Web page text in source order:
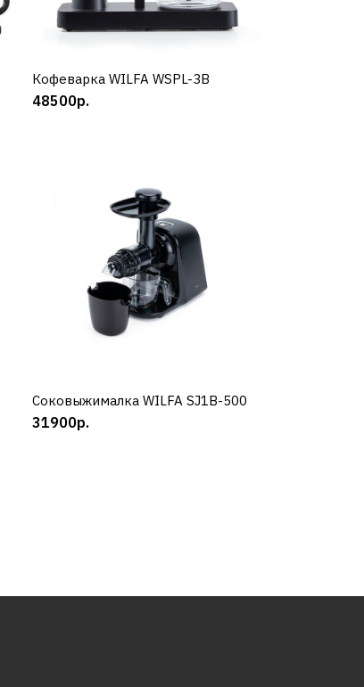
КУПИТЬ
Кофеварка WILFA WSPL-3B
48500р.
КУПИТЬ
Соковыжималка WILFA SJ1B-500
31900р.